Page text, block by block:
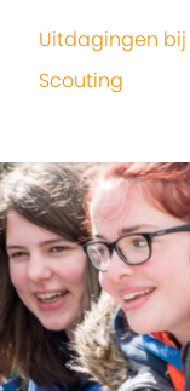
Uitdagingen bij
Scouting